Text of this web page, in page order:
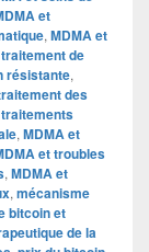
et
, MDMA et
de
résistante,
des
, MDMA et
et troubles
, MDMA et
, mécanisme
bitcoin et
de la